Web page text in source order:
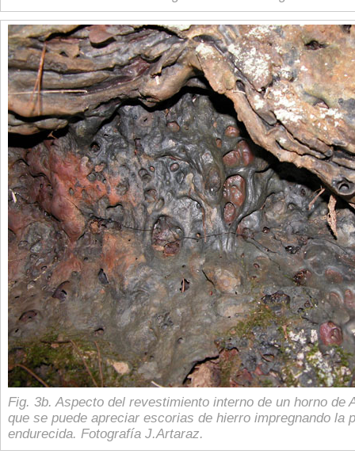
Fig. 3b. Aspecto del revestimiento interno de un horno de
que se puede apreciar escorias de hierro impregnando la
endurecida. Fotografía J.Artaraz.